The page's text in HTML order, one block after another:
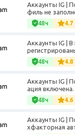
Аккаунты IG |
филь не
48ч 4.7
Аккаунты IG |
48ч 4.8
Аккаунты IG |
ация включена.
48ч 4.6
Аккаунты IG |
хфакторная